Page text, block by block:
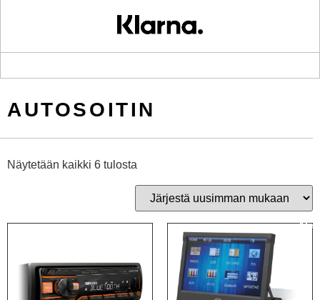
AUTOSOITIN
Näytetään kaikki 6 tulosta
Ale!